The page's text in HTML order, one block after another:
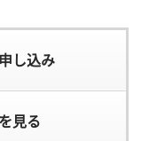
し込み
見る